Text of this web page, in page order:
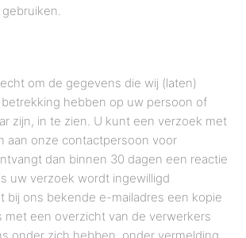
om de gegevens die wij (laten)
hebben op uw persoon of
zijn, in te zien. U kunt een verzoek met
aan onze contactpersoon voor
dan binnen 30 dagen een reactie
uw verzoek wordt ingewilligd
bij ons bekende e-mailadres een kopie
met een overzicht van de verwerkers